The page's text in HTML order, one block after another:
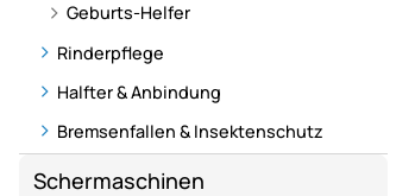
Geburts-Helfer
Rinderpflege
Halfter & Anbindung
Bremsenfallen & Insektenschutz
Schermaschinen